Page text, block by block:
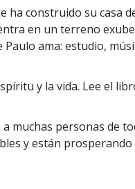
ha construido su casa
en un terreno
ama: estudio,
y la vida. Lee el
muchas personas de
y están prosperando